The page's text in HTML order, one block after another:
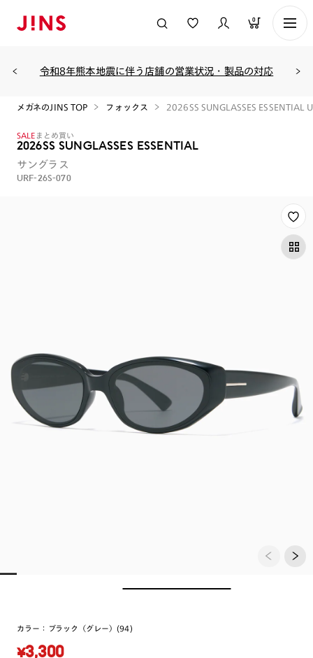
0
令和8年熊本地震に伴う店舗の営業状況・製品の対応
メガネのJINS TOP フォックス 2026SS SUNGLASSES ESSENTIAL
SALE まとめ買い
2026SS SUNGLASSES ESSENTIAL
サングラス
URF-26S-070
カラー： ブラック（グレー）(94)
¥3,300